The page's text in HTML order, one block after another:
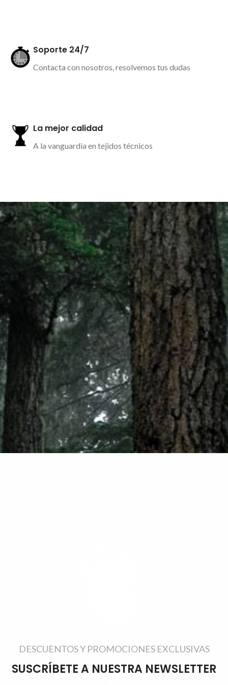
Soporte 24/7
Contacta con nosotros, resolvemos tus dudas
La mejor calidad
A la vanguardia en tejidos técnicos
DESCUENTOS Y PROMOCIONES EXCLUSIVAS
SUSCRÍBETE A NUESTRA NEWSLETTER